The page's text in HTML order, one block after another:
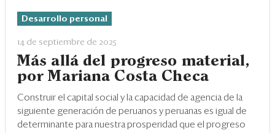
Desarrollo personal
14 de septiembre de 2025
Más allá del progreso material,
por Mariana Costa Checa
Construir el capital social y la capacidad de agencia de la
siguiente generación de peruanos y peruanas es igual de
determinante para nuestra prosperidad que el progreso